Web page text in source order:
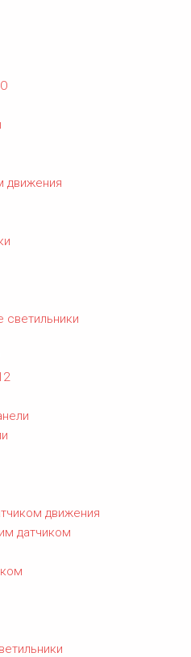
движения
светильники
движения
датчиком